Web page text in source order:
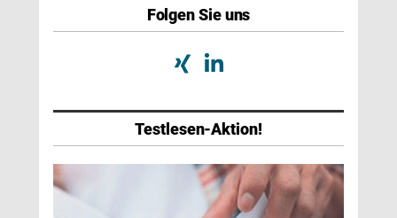
Folgen Sie uns
Testlesen-Aktion!